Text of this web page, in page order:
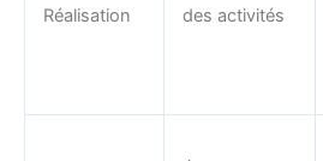
Réalisation
des activités